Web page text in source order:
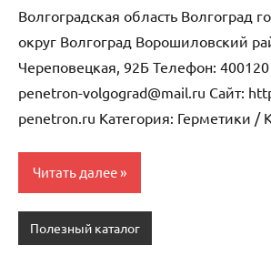
Волгоградская область Волгоград
округ Волгоград Ворошиловский
Череповецкая, 92Б Телефон:
penetron-volgograd@mail.ru Cайт:
penetron.ru Категория: Герметики /
Читать далее
Полезный каталог